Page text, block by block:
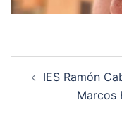
IES Ramón
Marcos